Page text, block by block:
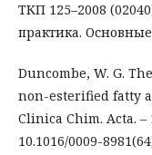
ТКП 125–2008
практика.
Duncombe, W. G.
non-esterified fatty
Clinica Chim. Acta. –
10.1016/0009-